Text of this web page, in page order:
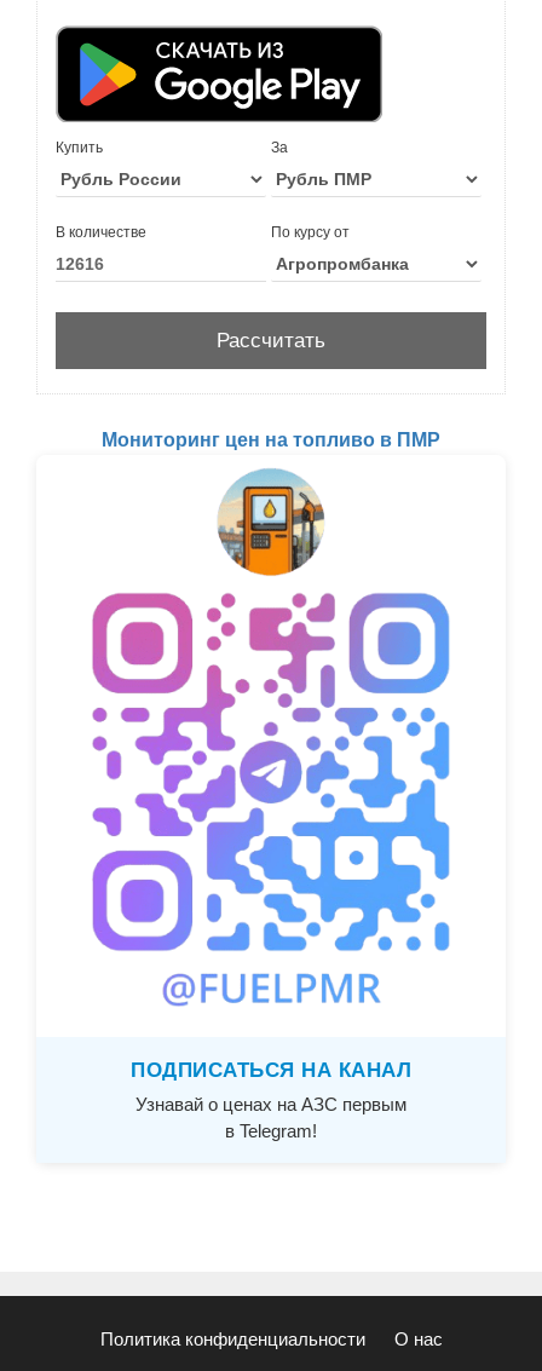
Купить За
В количестве По курсу от
Мониторинг цен на топливо в ПМР
ПОДПИСАТЬСЯ НА КАНАЛ
Узнавай о ценах на АЗС первым
в Telegram!
Политика конфиденциальности О нас